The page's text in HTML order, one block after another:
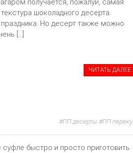
получается, пожалуй, самая
шоколадного десерта
Но десерт также можно
[…]
ЧИТАТЬ ДАЛЕЕ
ПП десерты ПП
быстро и просто приготовить.